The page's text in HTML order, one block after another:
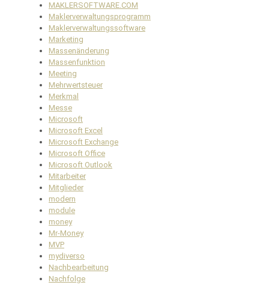
MAKLERSOFTWARE.COM
Maklerverwaltungsprogramm
Maklerverwaltungssoftware
Marketing
Massenänderung
Massenfunktion
Meeting
Mehrwertsteuer
Merkmal
Messe
Microsoft
Microsoft Excel
Microsoft Exchange
Microsoft Office
Microsoft Outlook
Mitarbeiter
Mitglieder
modern
module
money
Mr-Money
MVP
mydiverso
Nachbearbeitung
Nachfolge